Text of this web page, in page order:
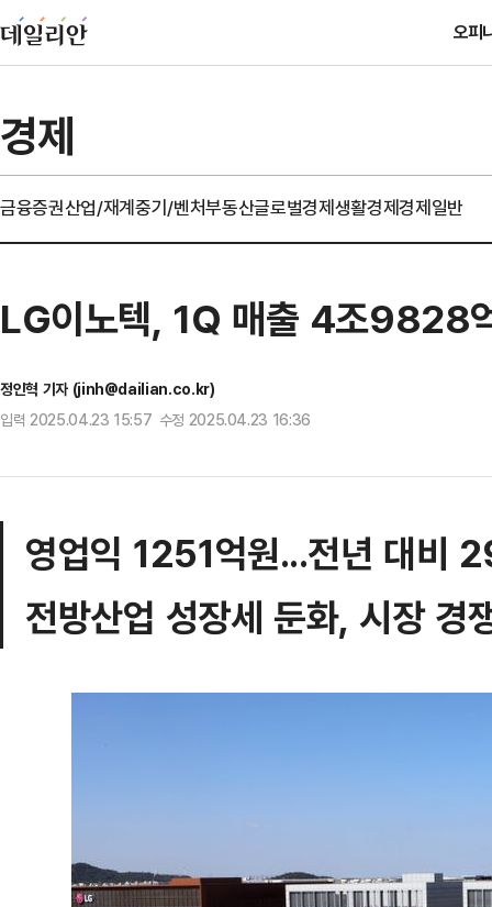
오피
경제
금융증권산업/재계중기/벤처부동산글로벌경제생활경제경제일반
LG이노텍, 1Q 매출 4조9828
정인혁 기자 (jinh@dailian.co.kr)
입력 2025.04.23 15:57 수정 2025.04.23 16:36
영업익 1251억원...전년 대비
전방산업 성장세 둔화, 시장 경